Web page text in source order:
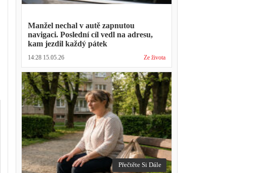
Manžel nechal v autě zapnutou
navigaci. Poslední cíl vedl na adresu,
kam jezdil každý pátek
14:28 15.05.26 Ze života
Přečtěte Si Dále